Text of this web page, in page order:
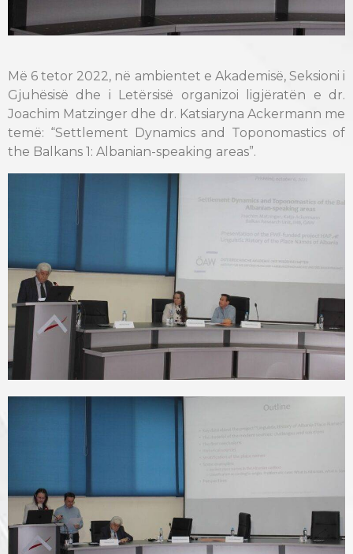
Më 6 tetor 2022, në ambientet e Akademisë, Seksioni i
Gjuhësisë dhe i Letërsisë organizoi ligjëratën e dr.
Joachim Matzinger dhe dr. Katsiaryna Ackermann me
temë: “Settlement Dynamics and Toponomastics of
the Balkans 1: Albanian-speaking areas”.